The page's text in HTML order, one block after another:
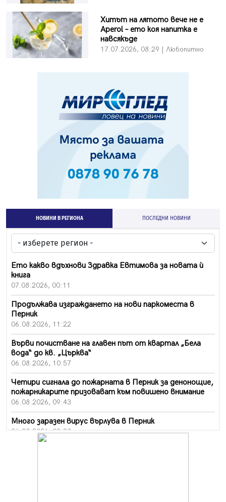
Хитът на лятото вече не е
Aperol – ето коя напитка е
навсякъде
17.07.2026, 08:29 | Любопитно
НОВИНИ В РЕГИОНА ПОСЛЕДНИ НОВИНИ
Ето какво вдъхнови Здравка Евтимова за новата ѝ
книга
07.08.2026, 00:11
Продължава изграждането на нови паркоместа в
Перник
06.08.2026, 11:22
Върви почистване на главен път от квартал „Бела
вода“ до кв. „Църква“
06.08.2026, 10:57
Четири сигнала до пожарната в Перник за денонощие,
пожарникарите призовават към повишено внимание
06.08.2026, 09:43
Много заразен вирус върлува в Перник
06.08.2026, 09:28